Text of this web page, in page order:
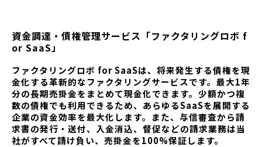
資金調達・債権管理サービス「ファクタリングロボ f
or SaaS」
ファクタリングロボ for SaaSは、将来発生する債権を現
金化する革新的なファクタリングサービスです。最大1年
分の長期売掛金をまとめて現金化できます。少額かつ複
数の債権でも利用できるため、あらゆるSaaSを展開する
企業の資金効率を最大化します。また、与信審査から請
求書の発行・送付、入金消込、督促などの請求業務は当
社がすべて請け負い、売掛金を100%保証します。